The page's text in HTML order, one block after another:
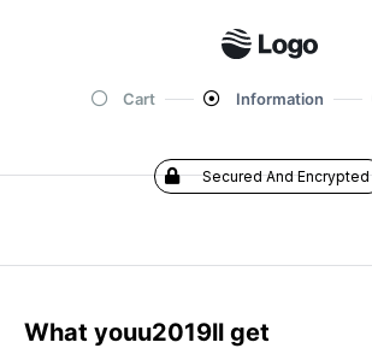
Cart Information
Secured And Encrypted
What youu2019ll get